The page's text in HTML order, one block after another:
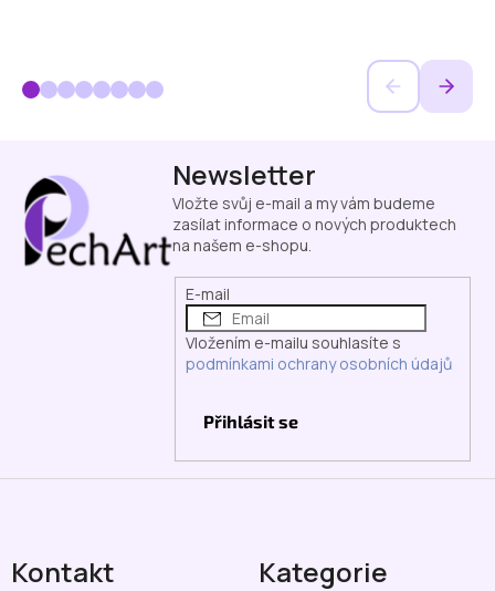
Newsletter
Vložte svůj e-mail a my vám budeme
zasílat informace o nových produktech
na našem e-shopu.
E-mail
Vložením e-mailu souhlasíte s
podmínkami ochrany osobních údajů
Přihlásit se
Kontakt Kategorie